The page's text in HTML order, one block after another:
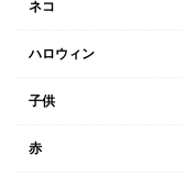
ネコ
ハロウィン
子供
赤